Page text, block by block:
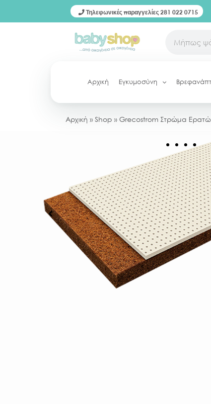
Τηλεφωνικές παραγγελίες 281 022 0715
Αρχική Εγκυμοσύνη
Αρχική » Shop » Grecostrom Στρώμα Ερατώ